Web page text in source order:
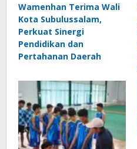
Wamenhan Terima Wali
Kota Subulussalam,
Perkuat Sinergi
Pendidikan dan
Pertahanan Daerah